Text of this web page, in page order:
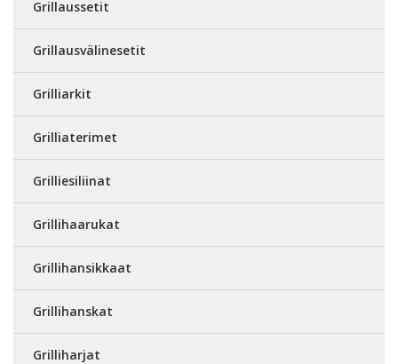
Grillaussetit
Grillausvälinesetit
Grilliarkit
Grilliaterimet
Grilliesiliinat
Grillihaarukat
Grillihansikkaat
Grillihanskat
Grilliharjat